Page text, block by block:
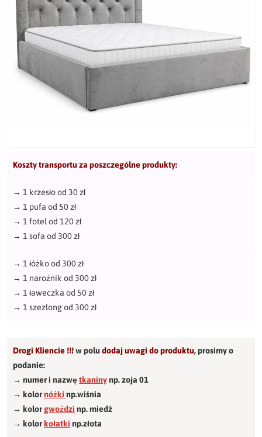
Koszty transportu za poszczególne produkty:
→ 1 krzesło od 30 zł
→ 1 pufa od 50 zł
→ 1 fotel od 120 zł
→ 1 sofa od 300 zł
→ 1 łóżko od 300 zł
→ 1 narożnik od 300 zł
→ 1 ławeczka od 50 zł
→ 1 szezlong od 300 zł
Drogi Kliencie !!!w poludodaj uwagi do produktu,prosimy o
podanie:
→ numer i nazwętkaninynp. zoja 01
→ kolornóżki np.wiśnia
→ kolorgwożdzi np. miedź
→ kolorkołatki np.złota